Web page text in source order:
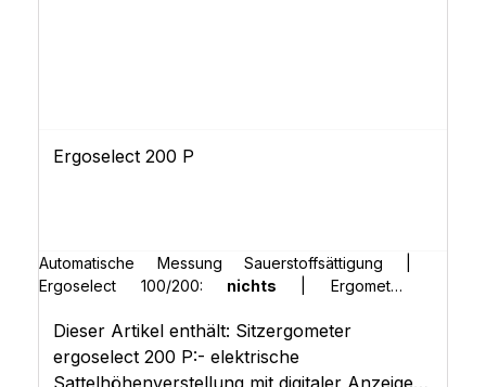
Ergoselect 200 P
Automatische Messung Sauerstoffsättigung |
Ergoselect 100/200: nichts
100/200: nichts |Erweiterte Bedieneinheit (Typ
"K") | Ergoselect 100/200:nichts
Empfänger | Ergoselect II 200:nichts
Dieser Artikel enthält: Sitzergometer
ergoselect 200 P:- elektrische